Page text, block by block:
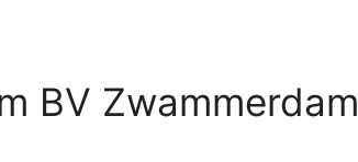
BV Zwammerdam